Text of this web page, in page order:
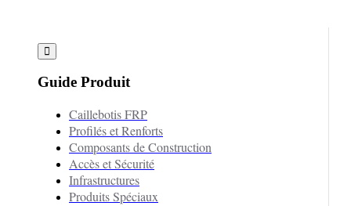
Guide Produit
Caillebotis FRP
Profilés et Renforts
Composants de Construction
Accès et Sécurité
Infrastructures
Produits Spéciaux